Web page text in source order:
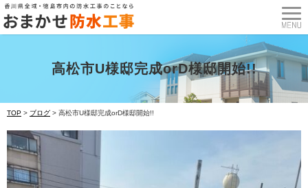
高松市U様邸完成orD様邸開始!!
TOP > ブログ > 高松市U様邸完成orD様邸開始!!